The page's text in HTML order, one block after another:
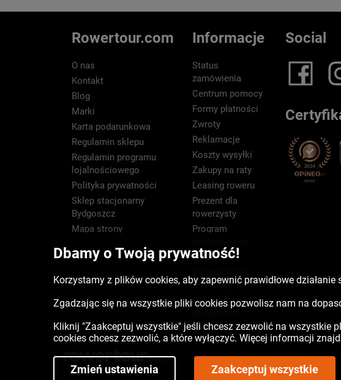
Rowertour.com
O nas
Kontakt
Blog
Marki
Karta podarunkowa
Regulamin sklepu
Regulamin programu
lojalnościowego
Polityka prywatności
Sklep stacjonarny
Bydgoszcz
Mapa strony
Informacje
Status
zamówienia
Centrum pomocy
Formy płatności
Zwroty
Reklamacje
Koszty wysyłki
Zakupy na raty
Leasing roweru
Prezent dla
rowerzysty
Program
Newsletter
rowerowych
Zasięg
Social
Dbamy o Twoją prywatność!
Korzystamy z plików cookies, aby zapewnić prawidłowe działanie
Zgadzając się na wszystkie pliki cookies pozwolisz nam na
Kliknij "Zaakceptuj wszystkie" jeśli chcesz zezwolić na wszystkie
cookies chcesz zezwolić, a które wyłączyć. Więcej informacji
Zmień ustawienia Zaakceptuj wszystkie